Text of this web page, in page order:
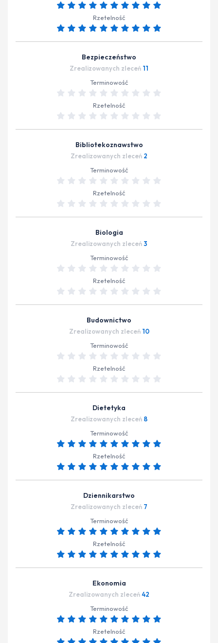
Rzetelność
Bezpieczeństwo
Zrealizowanych zleceń 11
Terminowość
Rzetelność
Bibliotekoznawstwo
Zrealizowanych zleceń 2
Terminowość
Rzetelność
Biologia
Zrealizowanych zleceń3
Terminowość
Rzetelność
Budownictwo
Zrealizowanych zleceń 10
Terminowość
Rzetelność
Dietetyka
Zrealizowanych zleceń 8
Terminowość
Rzetelność
Dziennikarstwo
Zrealizowanych zleceń 7
Terminowość
Rzetelność
Ekonomia
Zrealizowanych zleceń42
Terminowość
Rzetelność